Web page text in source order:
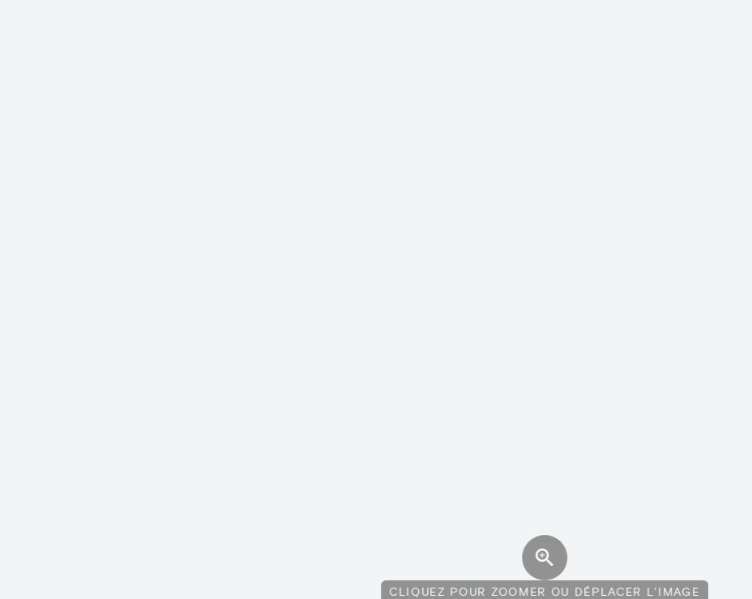
CLIQUEZ POUR ZOOMER OU DÉPLACER L'IMAGE